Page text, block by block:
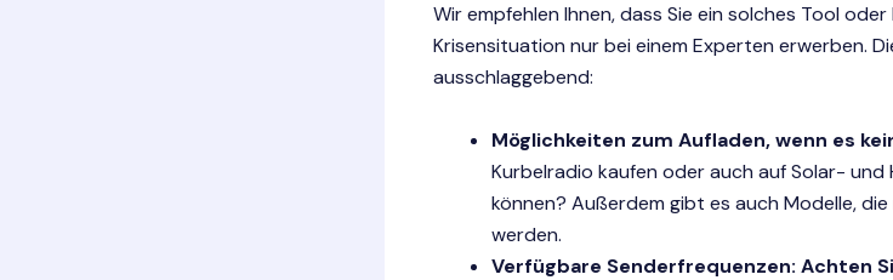
Wir empfehlen Ihnen, dass Sie ein solches Tool
Krisensituation nur bei einem Experten erwerben.
ausschlaggebend:
Möglichkeiten zum Aufladen, wenn es
Kurbelradio kaufen oder auch auf Solar-
können? Außerdem gibt es auch Modelle,
werden.
Verfügbare Senderfrequenzen: Achten